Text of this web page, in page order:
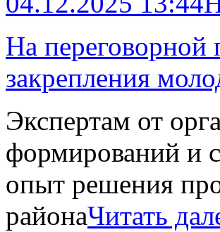
На
закрепления
Экспертам от
формирований и
опыт решения
районаЧитать